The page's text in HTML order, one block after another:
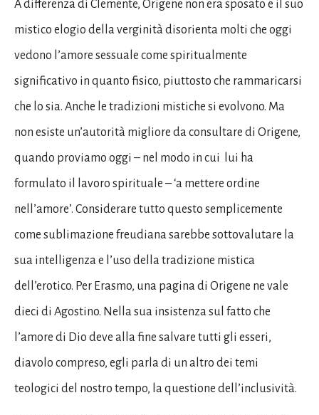
A differenza di Clemente, Origene non era sposato e il suo
mistico elogio della verginità disorienta molti che oggi
vedono l’amore sessuale come spiritualmente
significativo in quanto fisico, piuttosto che rammaricarsi
che lo sia. Anche le tradizioni mistiche si evolvono. Ma
non esiste un’autorità migliore da consultare di Origene,
quando proviamo oggi – nel modo in cui lui ha
formulato il lavoro spirituale – ‘a mettere ordine
nell’amore’. Considerare tutto questo semplicemente
come sublimazione freudiana sarebbe sottovalutare la
sua intelligenza e l’uso della tradizione mistica
dell’erotico. Per Erasmo, una pagina di Origene ne vale
dieci di Agostino. Nella sua insistenza sul fatto che
l’amore di Dio deve alla fine salvare tutti gli esseri,
diavolo compreso, egli parla di un altro dei temi
teologici del nostro tempo, la questione dell’inclusività.